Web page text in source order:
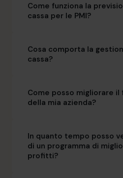
Come funziona la
cassa per le PMI?
Cosa comporta la
cassa?
Come posso migliorare il
della mia azienda?
In quanto tempo posso
di un programma di
profitti?